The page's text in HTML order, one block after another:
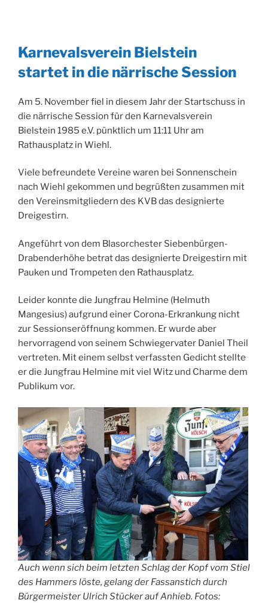
Karnevalsverein Bielstein
startet in die närrische Session
Am 5. November fiel in diesem Jahr der Startschuss in
die närrische Session für den Karnevalsverein
Bielstein 1985 e.V. pünktlich um 11:11 Uhr am
Rathausplatz in Wiehl.
Viele befreundete Vereine waren bei Sonnenschein
nach Wiehl gekommen und begrüßten zusammen mit
den Vereinsmitgliedern des KVB das designierte
Dreigestirn.
Angeführt von dem Blasorchester Siebenbürgen-
Drabenderhöhe betrat das designierte Dreigestirn mit
Pauken und Trompeten den Rathausplatz.
Leider konnte die Jungfrau Helmine (Helmuth
Mangesius) aufgrund einer Corona-Erkrankung nicht
zur Sessionseröffnung kommen. Er wurde aber
hervorragend von seinem Schwiegervater Daniel Theil
vertreten. Mit einem selbst verfassten Gedicht stellte
er die Jungfrau Helmine mit viel Witz und Charme dem
Publikum vor.
Auch wenn sich beim letzten Schlag der Kopf vom Stiel
des Hammers löste, gelang der Fassanstich durch
Bürgermeister Ulrich Stücker auf Anhieb. Fotos: